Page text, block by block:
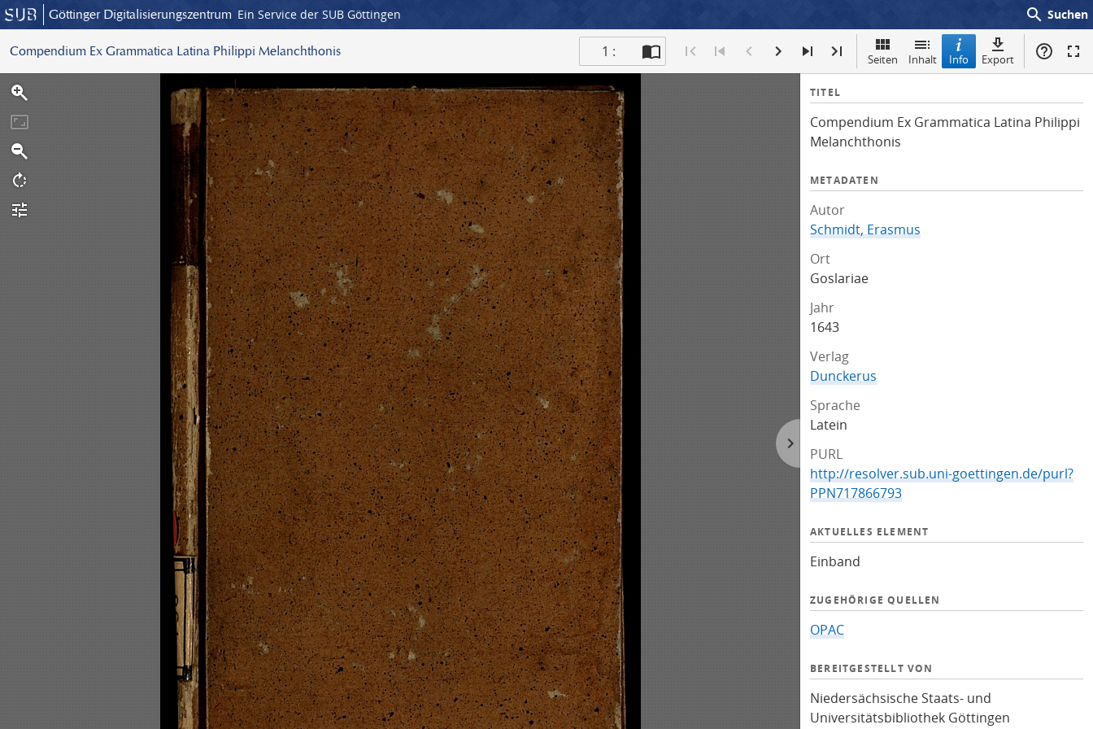
Göttinger Digitalisierungszentrum Ein Service der SUB Göttingen search Suchen
Compendium Ex Grammatica Latina Philippi Melanchthonis 1 : Seiten Inhalt Info Export
I
f
o
TITEL
Compendium Ex Grammatica Latina Philippi
Melanchthonis
METADATEN
Autor
Schmidt, Erasmus
Ort
Goslariae
Jahr
1643
Verlag
Dunckerus
Sprache
Latein
PURL
http://resolver.sub.uni-goettingen.de/purl?
PPN717866793
AKTUELLES ELEMENT
Einband
ZUGEHÖRIGE QUELLEN
OPAC
BEREITGESTELLT VON
Niedersächsische Staats- und
Universitätsbibliothek Göttingen